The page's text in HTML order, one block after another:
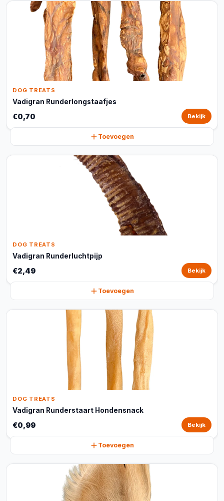
DOG TREATS
Vadigran Runderlongstaafjes
€0,70 Bekijk
Toevoegen
DOG TREATS
Vadigran Runderluchtpijp
€2,49 Bekijk
Toevoegen
DOG TREATS
Vadigran Runderstaart Hondensnack
€0,99 Bekijk
Toevoegen